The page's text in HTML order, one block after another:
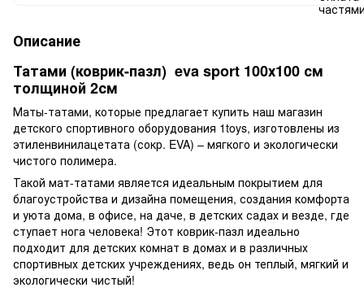
Описание
Татами (коврик-пазл) eva sport 100х100 см
толщиной 2см
Маты-татами, которые предлагает купить наш магазин
детского спортивного оборудования 1toys, изготовлены из
этиленвинилацетата (сокр. EVA) – мягкого и экологически
чистого полимера.
Такой мат-татами является идеальным покрытием для
благоустройства и дизайна помещения, создания комфорта
и уюта дома, в офисе, на даче, в детских садах и везде, где
ступает нога человека! Этот коврик-пазл идеально
подходит для детских комнат в домах и в различных
спортивных детских учреждениях, ведь он теплый, мягкий и
экологически чистый!